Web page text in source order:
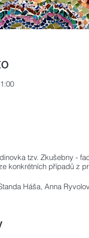
tzv. Zkušebny -
konkrétních případů z
Háša, Anna